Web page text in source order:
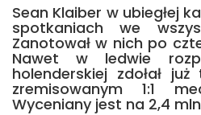
Sean Klaiber w ubiegłej
spotkaniach we
Zanotował w nich po
Nawet w ledwie
holenderskiej zdołał
zremisowanym 1:1
Wyceniany jest na 2,4